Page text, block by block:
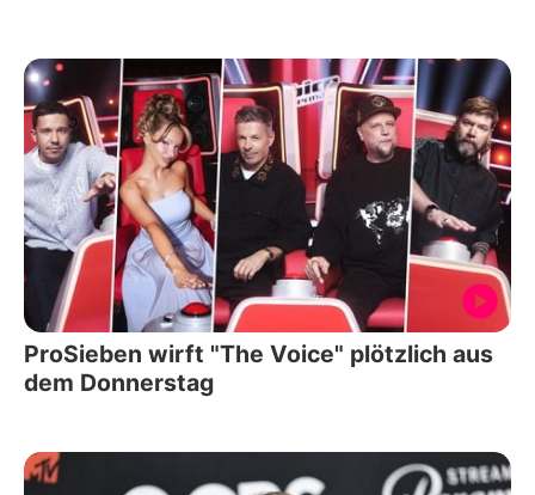
ProSieben wirft "The Voice" plötzlich aus
dem Donnerstag